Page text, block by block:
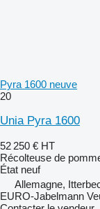
Pyra 1600 neuve
20
Unia Pyra 1600
52 250 € HT
Récolteuse de
État neuf
Allemagne,
EURO-Jabelmann